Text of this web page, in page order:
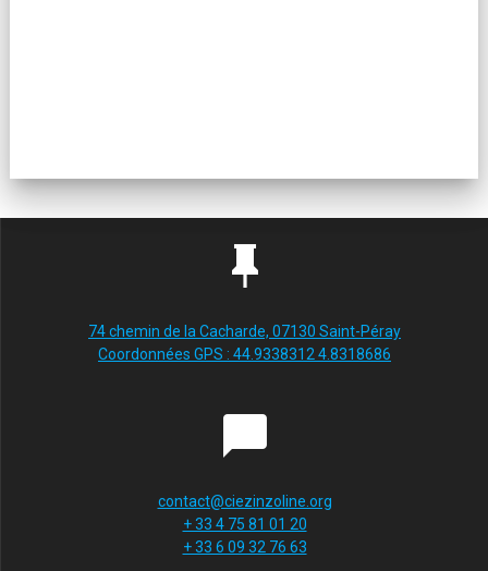
74 chemin de la Cacharde, 07130 Saint-Péray
Coordonnées GPS : 44.9338312 4.8318686
contact@ciezinzoline.org
+ 33 4 75 81 01 20
+ 33 6 09 32 76 63